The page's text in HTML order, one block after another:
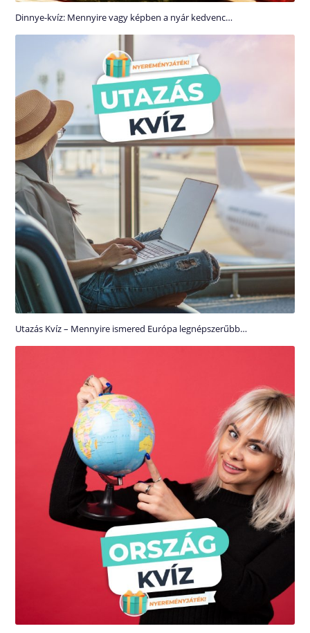
Dinnye-kvíz: Mennyire vagy képben a nyár kedvenc…
Utazás Kvíz – Mennyire ismered Európa legnépszerűbb…